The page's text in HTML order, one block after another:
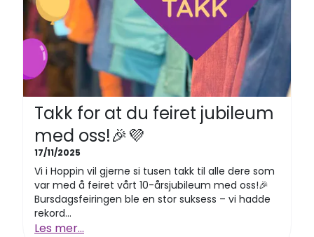
Takk for at du feiret jubileum
med oss!🎉💜
17/11/2025
Vi i Hoppin vil gjerne si tusen takk til alle dere som
var med å feiret vårt 10-årsjubileum med oss!🎉
Bursdagsfeiringen ble en stor suksess – vi hadde
rekord...
Les mer...